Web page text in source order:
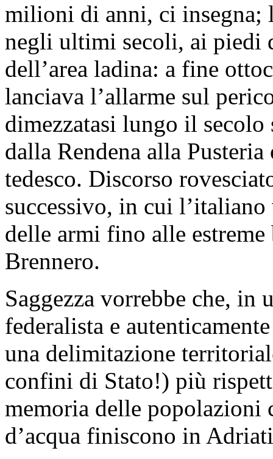
milioni di anni, ci insegna;
negli ultimi secoli, ai piedi
dell’area ladina: a fine
lanciava l’allarme sul
dimezzatasi lungo il secolo
dalla Rendena alla
tedesco. Discorso
successivo, in cui
delle armi fino alle estreme
Brennero.
Saggezza vorrebbe che, in
federalista e
una delimitazione
confini di Stato!) più
memoria delle
d’acqua finiscono in